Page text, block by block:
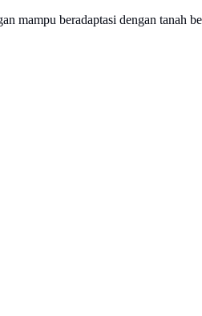
mampu beradaptasi dengan tanah